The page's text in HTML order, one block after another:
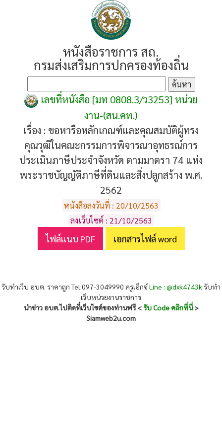
หนังสือราชการ สถ.
กรมส่งเสริมการปกครองท้องถิ่น
เลขที่หนังสือ [มท 0808.3/ว3253] หน่วย
งาน-(สน.คท.)
เรื่อง : ขอหารือหลักเกณฑ์และคุณสมบัติผู้ทรง
คุณวุฒิในคณะกรรมการพิจารณาอุทธรณ์การ
ประเมินภาษีประจำจังหวัด ตามมาตรา 74 แห่ง
พระราชบัญญัติภาษีที่ดินและสิ่งปลูกสร้าง พ.ศ.
2562
หนังสือลงวันที่ : 20/10/2563
ลงเว็บไซต์ : 21/10/2563
ไฟล์แนบ PDF เอกสารไฟล์ word
รับทำเว็บ อบต. ราคาถูก Tel:097-3049990 ครูเอ็กซ์Line : @dxk4743k รับทำ
เว็บหน่วยงานราชการ
นำข่าว อบต.ไปติดที่เว็บไซต์ของท่านฟรี <รับ Code คลิกที่นี่>
Siamweb2u.com